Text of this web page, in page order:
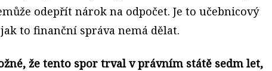
odepřít nárok na odpočet. Je to učebnicový
to finanční správa nemá dělat.
že tento spor trval v právním státě sedm let,